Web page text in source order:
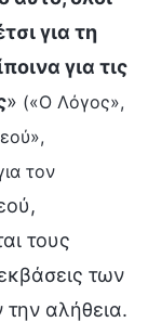
για τη
για τις
» («Ο Λόγος»,
τον
τους
εκβάσεις των
αλήθεια.